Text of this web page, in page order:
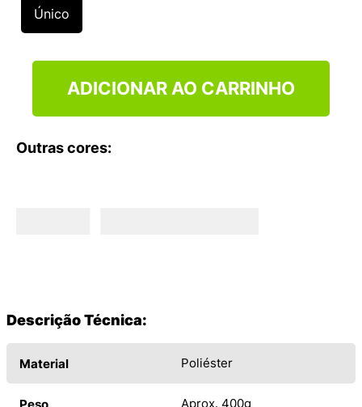
Único
ADICIONAR AO CARRINHO
Outras cores:
Descrição Técnica:
Material Poliéster
Aprox. 400g
º
NEW 530
10º VEJA COUNTRY